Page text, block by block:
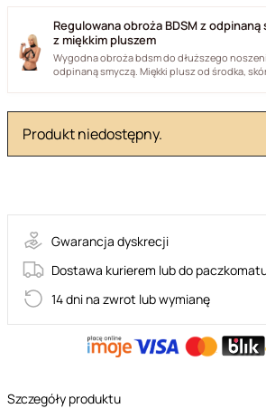
Regulowana obroża BDSM z odpinaną
z miękkim pluszem
Wygodna obroża bdsm do dłuższego
odpinaną smyczą. Miękki plusz od środka,
Produkt niedostępny.
Gwarancja dyskrecji
Dostawa kurierem lub do
14 dni na zwrot lub wymianę
Szczegóły produktu